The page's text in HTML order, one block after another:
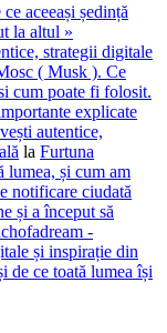
aceeași ședință
la altul »
strategii digitale
( Musk ). Ce
cum poate fi folosit.
explicate
autentice,
la Furtuna
lumea, și cum am
notificare ciudată
și a început să
-
și inspirație din
de ce toată lumea își